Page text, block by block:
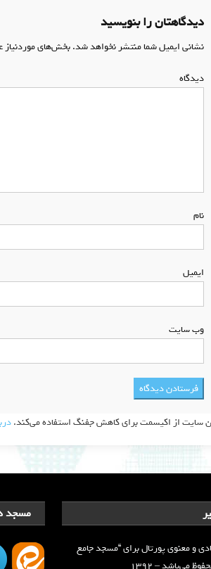
دیدگاهتان را بنویسید
نشانی ایمیل شما منتشر نخواهد شد.بخش‌های موردنیاز
دیدگاه
نام
ایمیل
وب‌ سایت
سایت از اکیسمت برای کاهش جفنگ استفاده می‌کند.
مسجد
و معنوی پورتال برای “مسجد جامع
می‌باشد – ۱۳۹۲